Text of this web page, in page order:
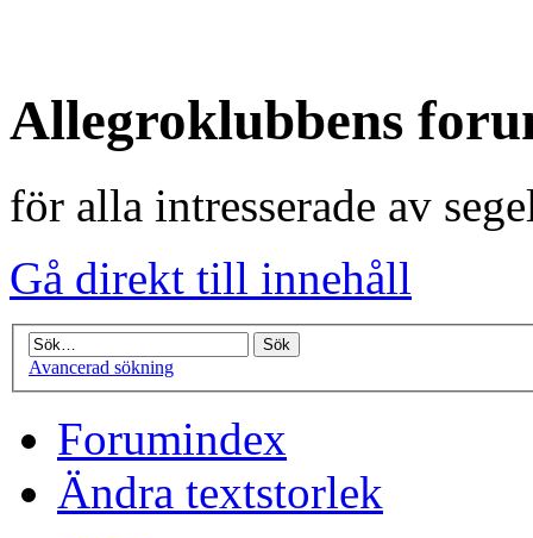
Allegroklubbens
för alla intresserade av
Gå direkt till innehåll
Avancerad sökning
Forumindex
Ändra textstorlek